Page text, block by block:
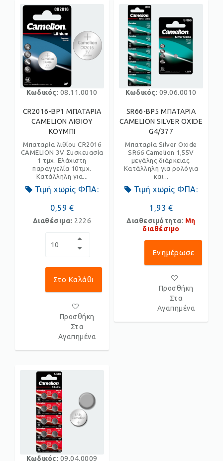
Κωδικός: 08.11.0010
CR2016-BP1 ΜΠΑΤΑΡΙΑ
CAMELION ΛΙΘΙΟΥ
ΚΟΥΜΠΙ
Μπαταρία λιθίου CR2016
CAMELION 3V Συσκευασία
1 τμχ. Ελάχιστη
παραγγελία 10τμχ.
Κατάλληλη για...
Τιμή χωρίς ΦΠΑ:
0,59 €
Διαθέσιμα: 2226
Στο Καλάθι
Προσθήκη
Στα
Αγαπημένα
Κωδικός: 09.04.0009
Κωδικός: 09.06.0010
SR66-BP5 ΜΠΑΤΑΡΙΑ
CAMELION SILVER OXIDE
G4/377
Μπαταρία Silver Oxide
SR66 Camelion 1,55V
μεγάλης διάρκειας.
Κατάλληλη για ρολόγια
και...
Τιμή χωρίς ΦΠΑ:
1,93 €
Διαθεσιμότητα: Μη
διαθέσιμο
Ενημέρωσε
Με!
Προσθήκη
Στα
Αγαπημένα